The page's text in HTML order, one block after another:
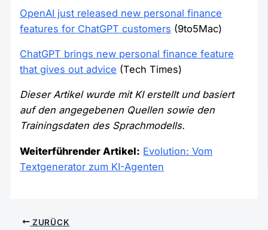
OpenAI just released new personal finance
features for ChatGPT customers (9to5Mac)
ChatGPT brings new personal finance feature
that gives out advice (Tech Times)
Dieser Artikel wurde mit KI erstellt und basiert
auf den angegebenen Quellen sowie den
Trainingsdaten des Sprachmodells.
Weiterführender Artikel: Evolution: Vom
Textgenerator zum KI-Agenten
ZURÜCK